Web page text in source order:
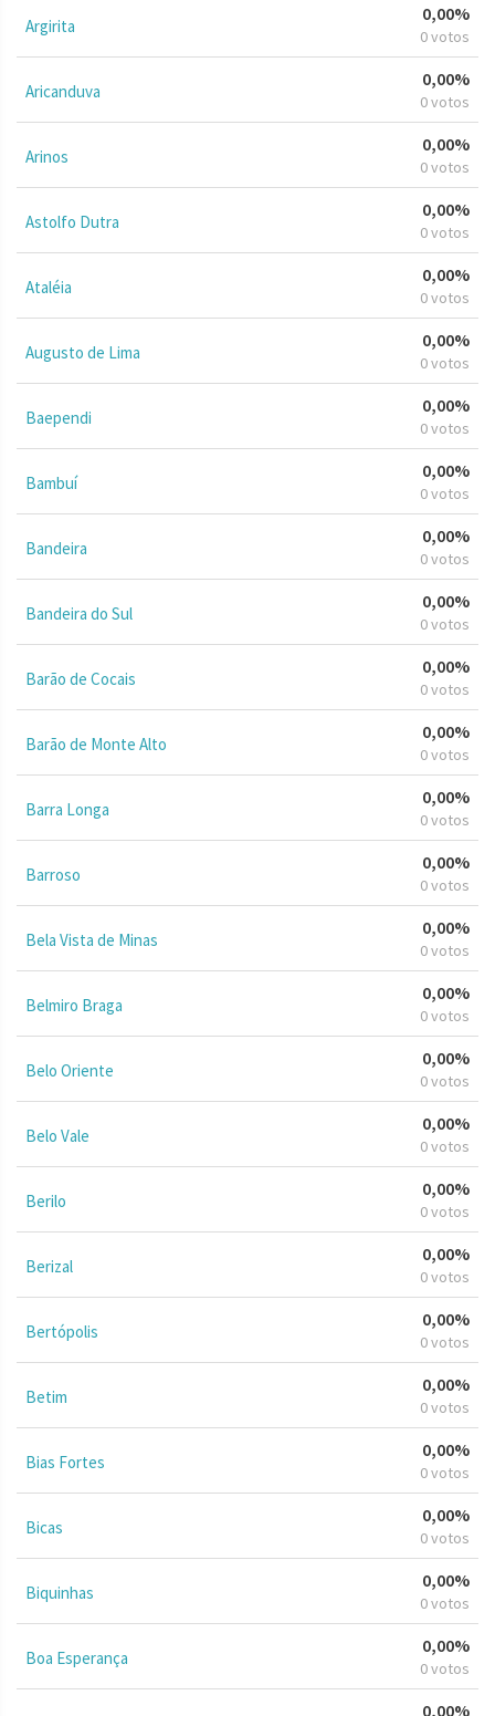
Argirita
0,00%
0 votos
Aricanduva
0,00%
0 votos
Arinos
0,00%
0 votos
Astolfo Dutra
0,00%
0 votos
Ataléia
0,00%
0 votos
Augusto de Lima
0,00%
0 votos
Baependi
0,00%
0 votos
Bambuí
0,00%
0 votos
Bandeira
0,00%
0 votos
Bandeira do Sul
0,00%
0 votos
Barão de Cocais
0,00%
0 votos
Barão de Monte Alto
0,00%
0 votos
Barra Longa
0,00%
0 votos
Barroso
0,00%
0 votos
Bela Vista de Minas
0,00%
0 votos
Belmiro Braga
0,00%
0 votos
Belo Oriente
0,00%
0 votos
Belo Vale
0,00%
0 votos
Berilo
0,00%
0 votos
Berizal
0,00%
0 votos
Bertópolis
0,00%
0 votos
Betim
0,00%
0 votos
Bias Fortes
0,00%
0 votos
Bicas
0,00%
0 votos
Biquinhas
0,00%
0 votos
Boa Esperança
0,00%
0 votos
0,00%